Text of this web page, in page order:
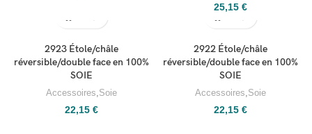
25,15 €
2923 Étole/châle
réversible/double face en 100%
SOIE
Accessoires Soie
22,15 €
2922 Étole/châle
réversible/double face en 100%
SOIE
Accessoires Soie
22,15 €